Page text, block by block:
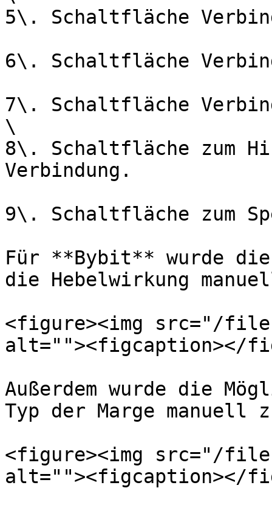
5\. Schaltfläche
6\. Schaltfläche
7\. Schaltfläche
\
8\. Schaltfläche zum
Verbindung.
9\. Schaltfläche zum
Für **Bybit** wurde
die Hebelwirkung
<figure><img src="/files/
alt=""><figcaption></
Außerdem wurde die
Typ der Marge manuell
<figure><img src="/